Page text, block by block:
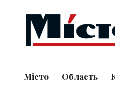
Місто Область